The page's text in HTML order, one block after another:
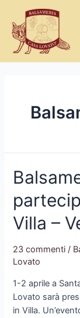
contenuto
Villa –
23 commenti /
Lovato
1-2 aprile a
Lovato sarà
in Villa.